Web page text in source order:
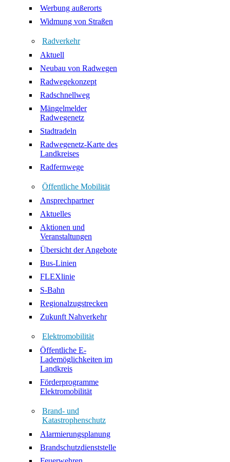
Werbung außerorts
Widmung von Straßen
Radverkehr
Aktuell
Neubau von Radwegen
Radwegekonzept
Radschnellweg
Mängelmelder
Radwegenetz
Stadtradeln
Radwegenetz-Karte des
Landkreises
Radfernwege
Öffentliche Mobilität
Ansprechpartner
Aktuelles
Aktionen und
Veranstaltungen
Übersicht der Angebote
Bus-Linien
FLEXlinie
S-Bahn
Regionalzugstrecken
Zukunft Nahverkehr
Elektromobilität
Öffentliche E-
Lademöglichkeiten im
Landkreis
Förderprogramme
Elektromobilität
Brand- und
Katastrophenschutz
Alarmierungsplanung
Brandschutzdienststelle